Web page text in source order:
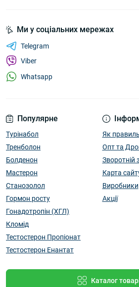
Популярне
Турінабол
Тренболон
Болденон
Мастерон
Станозолол
Гормон росту
Гонадотропін (ХГЛ)
Кломід
Тестостерон Пропіонат
Тестостерон Енантат
Як
Опт та
Зворотній
Карта
Виробники
Акції
Каталог
Ми у соціальних мережах
Telegram
Viber
Whatsapp